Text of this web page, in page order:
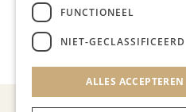
Meer artikelen over:
Ondernemen & Economie
FUNCTIONEEL
NIET-GECLASSIFICEERD
ALLES ACCEPTEREN